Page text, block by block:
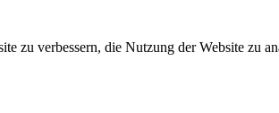
zu verbessern, die Nutzung der Website zu